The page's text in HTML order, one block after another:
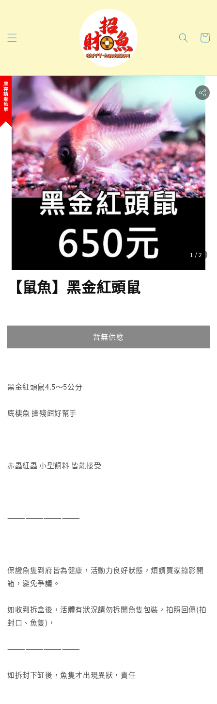
1 /2
庫存請看魚單
【鼠魚】黑金紅頭鼠
暫無供應
黑金紅頭鼠4.5～5公分
底棲魚 撿殘餌好幫手
赤蟲紅蟲 小型飼料 皆能接受
————————————
保證魚隻到府皆為健康，活動力良好狀態，煩請買家錄影開
箱，避免爭議。
如收到拆盒後，活體有狀況請勿拆開魚隻包裝，拍照回傳(拍
封口、魚隻)，
————————————
如拆封下缸後，魚隻才出現異狀，責任